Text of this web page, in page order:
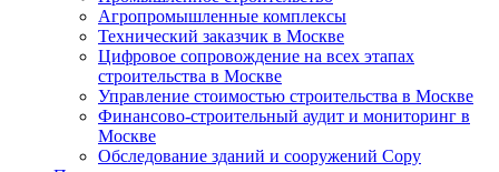
Агропромышленные комплексы
Технический заказчик в Москве
Цифровое сопровождение на всех этапах
строительства в Москве
Управление стоимостью строительства в Москве
Финансово-строительный аудит и мониторинг в
Москве
Обследование зданий и сооружений Copy